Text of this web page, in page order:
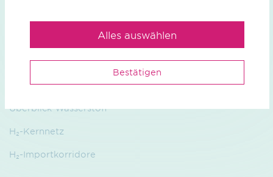
Management
Kontakt
Wasserstoff
Überblick Wasserstoff
H₂-Kernnetz
H₂-Importkorridore
Bestätigen
Alles auswählen